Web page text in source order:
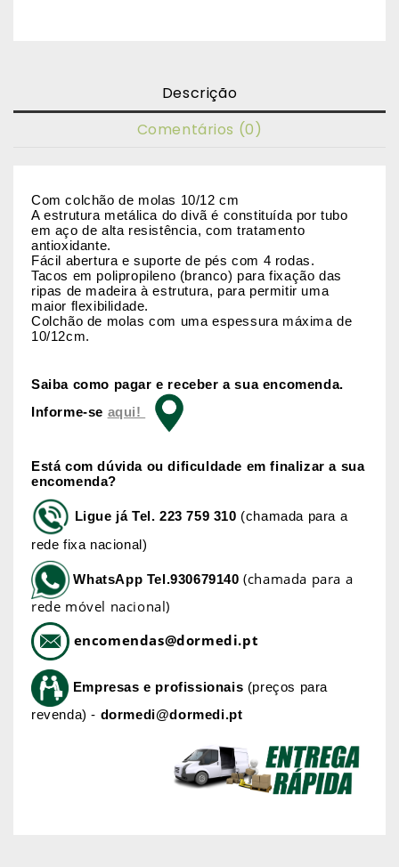
Descrição
Comentários (0)
Com colchão de molas 10/12 cm
A estrutura metálica do divã é constituída por tubo
em aço de alta resistência, com tratamento
antioxidante.
Fácil abertura e suporte de pés com 4 rodas.
Tacos em polipropileno (branco) para fixação das
ripas de madeira à estrutura, para permitir uma
maior flexibilidade.
Colchão de molas com uma espessura máxima de
10/12cm.
Saiba como pagar e receber a sua encomenda.
Informe-se aqui!
Está com dúvida ou dificuldade em finalizar a sua
encomenda?
Ligue já Tel. 223 759 310 (chamada para a
rede fixa nacional)
WhatsApp Tel.930679140 (chamada para a
rede móvel nacional)
encomendas@dormedi.pt
Empresas e profissionais (preços para
revenda) - dormedi@dormedi.pt